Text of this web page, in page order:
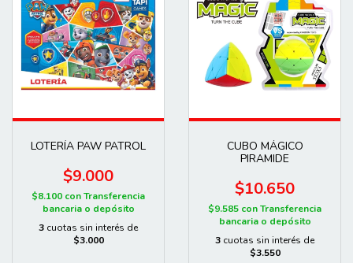
LOTERÍA PAW PATROL
$9.000
$8.100 conTransferencia
bancaria o depósito
3 cuotas sin interés de
$3.000
CUBO MÁGICO
PIRAMIDE
$10.650
$9.585 conTransferencia
bancaria o depósito
3 cuotas sin interés de
$3.550